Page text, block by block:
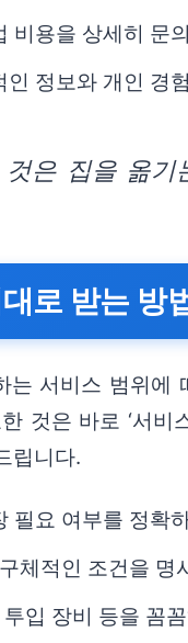
비용을 상세히 문
정보와 개인 경
은 집을 옮기
로 받는 방
는 서비스 범위
것은 바로 ‘서비
립니다.
필요 여부를 정확
체적인 조건을 명
입 장비 등을 꼼